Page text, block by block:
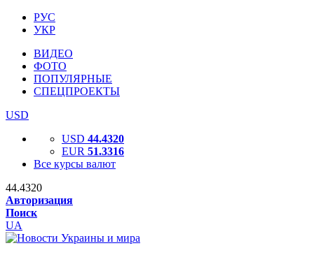
РУС
УКР
ВИДЕО
ФОТО
ПОПУЛЯРНЫЕ
СПЕЦПРОЕКТЫ
USD
USD 44.4320
EUR 51.3316
Все курсы валют
44.4320
Авторизация
Поиск
UA